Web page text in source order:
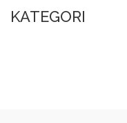
KATEGORI